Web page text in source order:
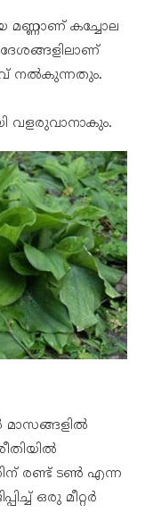
മണ്ണാണ് കച്ചോല
നൽകുന്നതും.
വളരുവാനാകും.
രണ്ട് ടൺ എന്ന
ഒരു മീറ്റർ